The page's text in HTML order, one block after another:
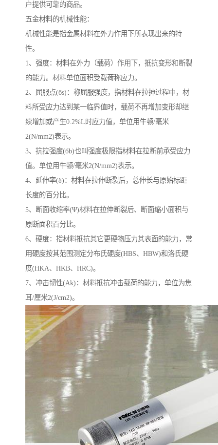
户提供可靠的商品。
五金材料的机械性能：
机械性能是指金属材料在外力作用下所表现出来的特
性。
1、强度：材料在外力（载荷）作用下，抵抗变形和断裂
的能力。材料单位面积受载荷称应力。
2、屈服点(бs)：称屈服强度，指材料在拉抻过程中，材
料所受应力达到某一临界值时，载荷不再增加变形却继
续增加或产生0.2%L时应力值，单位用牛顿/毫米
2(N/mm2)表示。
3、抗拉强度(бb)也叫强度极限指材料在拉断前承受应力
值。单位用牛顿/毫米2(N/mm2)表示。
4、延伸率(δ)：材料在拉伸断裂后，总伸长与原始标距
长度的百分比。
5、断面收缩率(Ψ)材料在拉伸断裂后、断面缩小面积与
原断面积百分比。
6、硬度：指材料抵抗其它更硬物压力其表面的能力，常
用硬度按其范围测定分布氏硬度(HBS、HBW)和洛氏硬
度(HKA、HKB、HRC)。
7、冲击韧性(Ak)：材料抵抗冲击载荷的能力，单位为焦
耳/厘米2(J/cm2)。